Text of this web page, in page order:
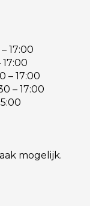
17:00
17:00
– 17:00
– 17:00
mogelijk.